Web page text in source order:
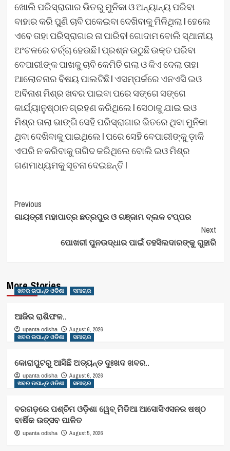
ଖୋଲି ପରିସ୍ରାଗାର ଭିତରୁ ମୁନିକା ଓ ଅନ୍ୟାନ୍ୟ ପରିବା
ବାହାର କରି ପୁଣି ଚାବି ପକେଇବା ଦେଖିବାକୁ ମିଳିଥିଲା l ହେଲେ
ଏବେ ତାହା ପରିସ୍ରାଗାର ନା ପାରିବl ଗୋଦାମ ବୋଲି ସ୍ଥାନୀୟ
ଅଂଚଳରେ ଚର୍ଚ୍ଚା ହେଉଛି l ପ୍ରଶ୍ନ ଉଠୁଛି ଉକ୍ତ ପରିବା
ବେପାରୀଙ୍କ ପାଖକୁ ଚାବି କେମିତି ଗଲା ଓ କିଏ ଦେଲା ତାହା
ଆଲୋଚନାର ବିଷୟ ପାଲଟିଛି l ଏସମ୍ପର୍କରେ ଏନଏସି ଇଓ
ଅବିନାଶ ମିଶ୍ର ଖବର ପାଇବା ପରେ ସଙ୍ଗେ ସଙ୍ଗେ
କାର୍ଯ୍ୟାନୁଷ୍ଠାନ ଗ୍ରହଣ କରିଥିଲେ l ସେଠାକୁ ଯାଇ ଇଓ
ମିଶ୍ର ତାଲା ଭାଙ୍ଗି ସେହି ପରିସ୍ରାଗାର ଭିତରେ ଥିବା ମୁନିକା
ଥିବା ଦେଖିବାକୁ ପାଇଥିଲେ l ପରେ ସେହି ବେପାରୀଙ୍କୁ ଡ଼ାକି
ଏପରି ନ କରିବାକୁ ତାଗିଦ କରିଥିଲେ ବୋଲି ଇଓ ମିଶ୍ର
ଗଣମାଧ୍ୟମକୁ ସୂଚନା ଦେଇଛନ୍ତି l
Post
Navigation
Previous
ଗାୟତ୍ରୀ ମହାପାତ୍ର ଛତ୍ରପୁର ଓ ଗଞ୍ଜାମ ବ୍ଲକ ଟପ୍ପର
Next
ପୋଖରୀ ପୁନଉଦ୍ଧାର ପାଇଁ ତହସିଲଦାରଙ୍କୁ ଗୁହାରି
More Stories
ଖବର ଉପାନ୍ତ ଓଡିଶା ସମାଚାର
ଆଜିର ରାଶିଫଳ..
upanta odisha
August 6, 2026
ଖବର ଉପାନ୍ତ ଓଡିଶା
ସମାଚାର
କୋରାପୁଟରୁ ଆସିଛି ଅତ୍ୟନ୍ତ ଦୁଃଖଦ ଖବର..
upanta odisha
August 6, 2026
ଖବର ଉପାନ୍ତ ଓଡିଶା
ସମାଚାର
ବରଗଡ଼ରେ ପଶ୍ଚିମ ଓଡ଼ିଶା ୱେବ୍ ମିଡିଆ ଆସୋସିଏସନର ଷଷ୍ଠ
ବାର୍ଷିକ ଉତ୍ସବ ପାଳିତ
upanta odisha August 5, 2026